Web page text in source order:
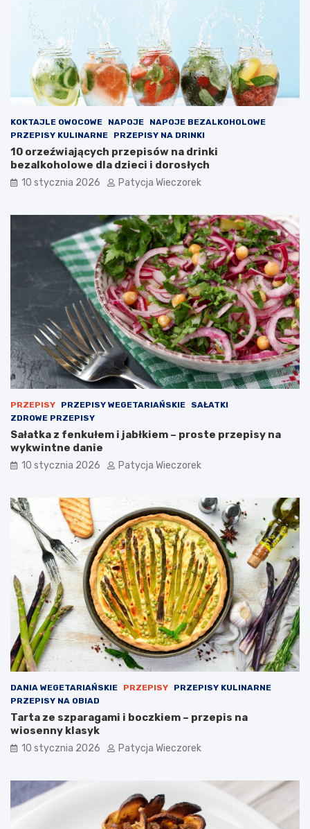
KOKTAJLE OWOCOWE NAPOJE
NAPOJE BEZALKOHOLOWE
PRZEPISY KULINARNE
PRZEPISY NA DRINKI
10 orzeźwiających przepisów na drinki
bezalkoholowe dla dzieci i dorosłych
10 stycznia 2026 Patycja Wieczorek
PRZEPISY PRZEPISY WEGETARIAŃSKIE
SAŁATKI
ZDROWE PRZEPISY
Sałatka z fenkułem i jabłkiem – proste przepisy na
wykwintne danie
10 stycznia 2026 Patycja Wieczorek
DANIA WEGETARIAŃSKIE PRZEPISY
PRZEPISY KULINARNE
PRZEPISY NA OBIAD
Tarta ze szparagami i boczkiem – przepis na
wiosenny klasyk
10 stycznia 2026 Patycja Wieczorek